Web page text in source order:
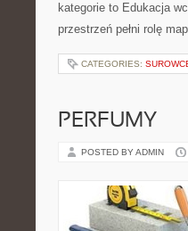
kategorie to Edukacja
przestrzeń pełni rolę
CATEGORIES:
PERFUMY
POSTED BY ADMIN